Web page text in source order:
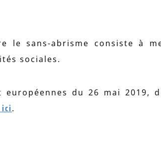
le sans-abrisme consiste à
sociales.
du 26 mai 2019,
.